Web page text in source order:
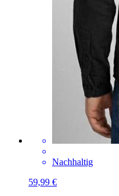
Nachhaltig
59,99 €